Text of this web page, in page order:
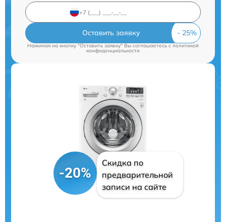
Оставить заявку
Нажимая на кнопку "Оставить заявку" Вы соглашаетесь c политикой
конфиденциальности
-20%
Скидка по
предварительной
записи на сайте